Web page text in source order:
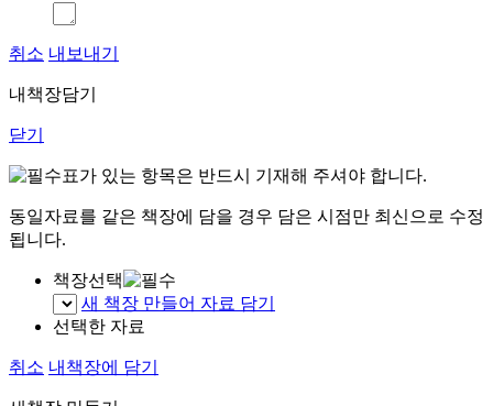
취소 내보내기
내책장담기
닫기
표가 있는 항목은 반드시 기재해 주셔야 합니다.
동일자료를 같은 책장에 담을 경우 담은 시점만 최신으로 수정
됩니다.
책장선택
새 책장 만들어 자료 담기
선택한 자료
취소 내책장에 담기